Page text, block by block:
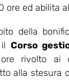
ore ed abilita
della
Corso
rivolto ai
alla stesura